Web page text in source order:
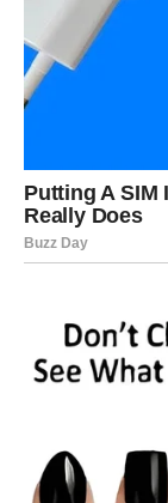
u vezi se vraća
slobodni Bikovi
moguće je i
da ne ide nazad
Tvoja vrednost
znaš da voliš